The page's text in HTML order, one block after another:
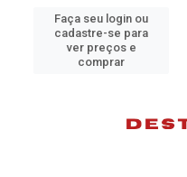
Faça seu login ou
cadastre-se para
ver preços e
comprar